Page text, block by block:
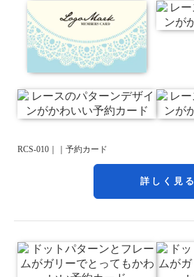
RCS-010｜｜予約カード
詳しく見る